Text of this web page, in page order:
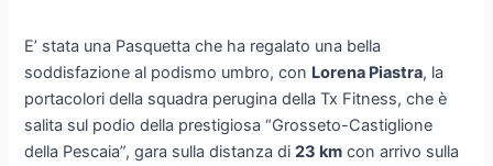
E’ stata una Pasquetta che ha regalato una bella
soddisfazione al podismo umbro, con Lorena Piastra, la
portacolori della squadra perugina della Tx Fitness, che è
salita sul podio della prestigiosa “Grosseto-Castiglione
della Pescaia”, gara sulla distanza di23 km con arrivo sulla